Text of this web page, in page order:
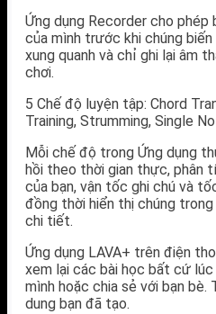
Ứng dụng Recorder cho phép
của mình trước khi chúng
xung quanh và chỉ ghi lại âm
chơi.
5 Chế độ luyện tập: Chord
Training, Strumming, Single
Mỗi chế độ trong Ứng dụng
hồi theo thời gian thực, phân
của bạn, vận tốc ghi chú và
đồng thời hiển thị chúng
chi tiết.
Ứng dụng LAVA+ trên điện
xem lại các bài học bất cứ
mình hoặc chia sẻ với bạn bè.
dung bạn đã tạo.